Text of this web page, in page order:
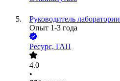
Руководитель лаборатории
Опыт 1-3 года
Ресурс, ГАП
4.0
•